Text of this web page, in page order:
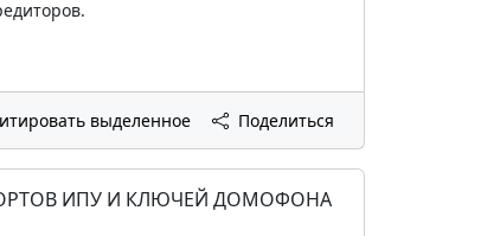
выделенное Поделиться
ИПУ И КЛЮЧЕЙ ДОМОФОНА